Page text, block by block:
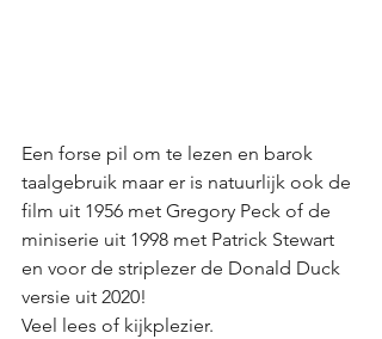
Een forse pil om te lezen en barok
taalgebruik maar er is natuurlijk ook de
film uit 1956 met Gregory Peck of de
miniserie uit 1998 met Patrick Stewart
en voor de striplezer de Donald Duck
versie uit 2020!
Veel lees of kijkplezier.